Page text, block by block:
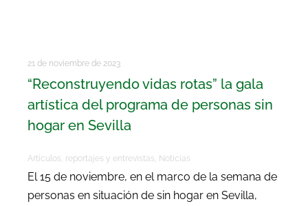
21 de noviembre de 2023
“Reconstruyendo vidas rotas” la gala
artística del programa de personas sin
hogar en Sevilla
Artículos, reportajes y entrevistas, Noticias
El 15 de noviembre, en el marco de la semana de
personas en situación de sin hogar en Sevilla,